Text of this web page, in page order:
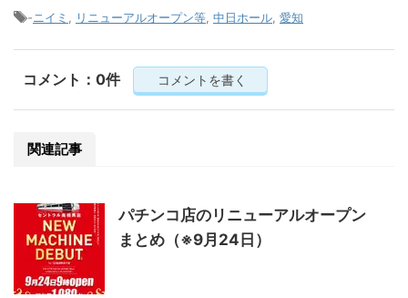
-ニイミ , リニューアルオープン等, 中日ホール, 愛知
コメント：0件 コメントを書く
関連記事
パチンコ店のリニューアルオープン
まとめ（※9月24日）